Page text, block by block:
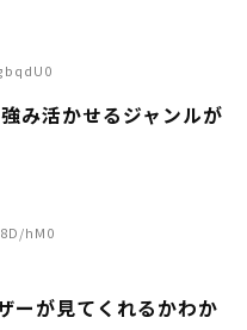
み活かせるジャンルが
hM0
ーが見てくれるかわか